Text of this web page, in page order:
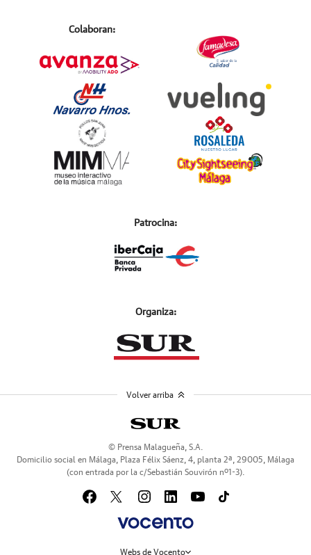
Colaboran:
Patrocina:
Organiza:
© Prensa Malagueña, S.A.
Domicilio social en Málaga, Plaza Félix Sáenz, 4, planta 2ª, 29005, Málaga
(con entrada por la c/Sebastián Souvirón nº1-3).
Webs de Vocento
Volver arriba